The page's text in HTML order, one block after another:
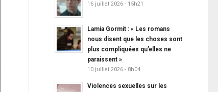
16 juillet 2026 - 15h21
Lamia Gormit : « Les romans
nous disent que les choses sont
plus compliquées qu’elles ne
paraissent »
10 juillet 2026 - 8h04
Violences sexuelles sur les